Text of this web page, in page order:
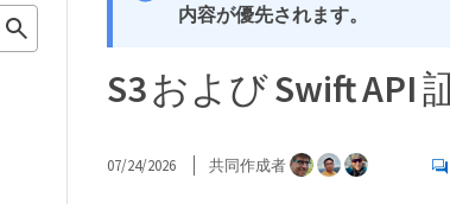
内容が優先されます。
S3 および Swift API
07/24/2026 共同作成者